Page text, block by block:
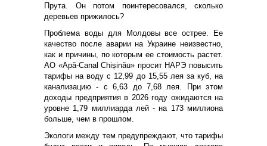
Прута. Он потом поинтересовался, сколько
деревьев прижилось?
Проблема воды для Молдовы все острее. Ее
качество после аварии на Украине неизвестно,
как и причины, по которым ее стоимость растет.
АО «Apă-Canal Chișinău» просит НАРЭ повысить
тарифы на воду с 12,99 до 15,55 лея за куб, на
канализацию - с 6,63 до 7,68 лея. При этом
доходы предприятия в 2026 году ожидаются на
уровне 1,79 миллиарда лей - на 173 миллиона
больше, чем в прошлом.
Экологи между тем предупреждают, что тарифы